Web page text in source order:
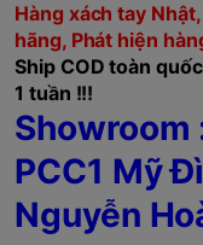
Hàng xách tay
hãng, Phát hiện
Ship COD toàn
1 tuần !!!
Showroom
PCC1 Mỹ
Nguyễn